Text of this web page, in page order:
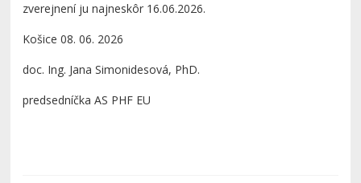
zverejnení ju najneskôr 16.06.2026.
Košice 08. 06. 2026
doc. Ing. Jana Simonidesová, PhD.
predsedníčka AS PHF EU